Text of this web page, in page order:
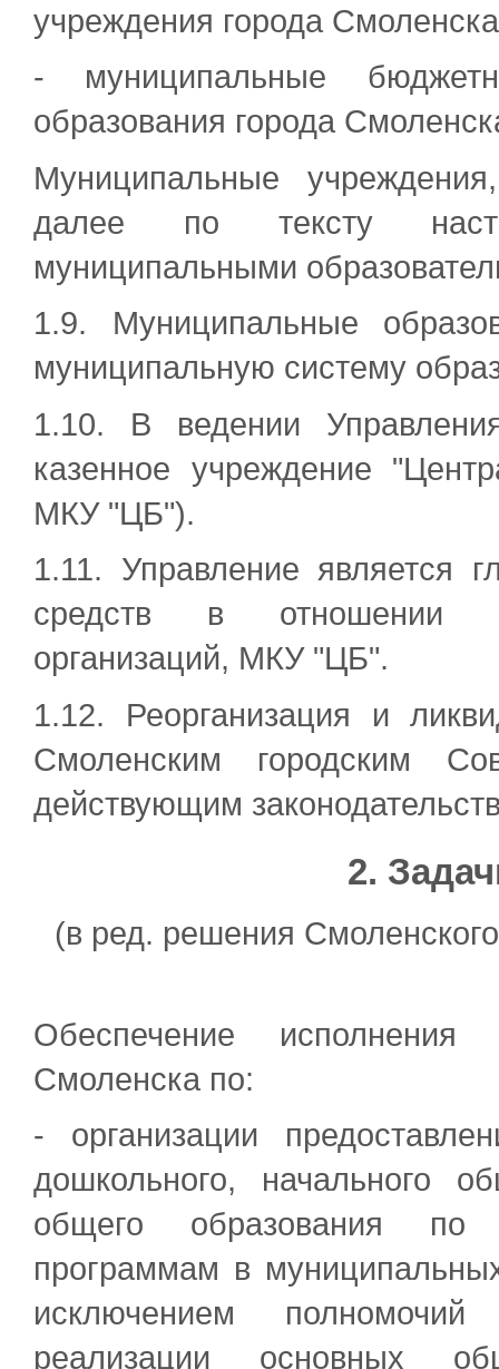
учреждения города
- муниципальные
образования города
Муниципальные
далее по тексту
муниципальными
1.9. Муниципальные
муниципальную систему
1.10. В ведении
казенное учреждение
МКУ "ЦБ").
1.11. Управление является
средств в отношении
организаций, МКУ "ЦБ".
1.12. Реорганизация и
Смоленским городским
действующим
2.
(в ред. решения
Обеспечение
Смоленска по:
- организации
дошкольного, начального
общего образования по
программам в
исключением
реализации основных